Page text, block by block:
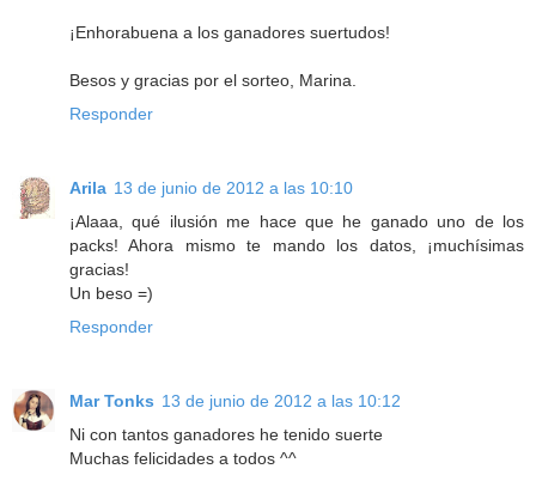
¡Enhorabuena a los ganadores suertudos!
Besos y gracias por el sorteo, Marina.
Responder
Arila 13 de junio de 2012 a las 10:10
¡Alaaa, qué ilusión me hace que he ganado uno de los
packs! Ahora mismo te mando los datos, ¡muchísimas
gracias!
Un beso =)
Responder
Mar Tonks 13 de junio de 2012 a las 10:12
Ni con tantos ganadores he tenido suerte
Muchas felicidades a todos ^^